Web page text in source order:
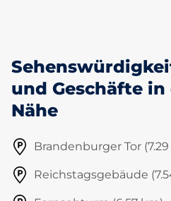
und Geschäfte in
Nähe
Brandenburger Tor
Reichstagsgebäude